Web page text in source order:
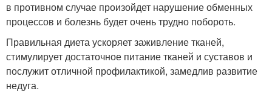
в противном случае произойдет нарушение обменных
процессов и болезнь будет очень трудно побороть.
Правильная диета ускоряет заживление тканей,
стимулирует достаточное питание тканей и суставов и
послужит отличной профилактикой, замедлив развитие
недуга.